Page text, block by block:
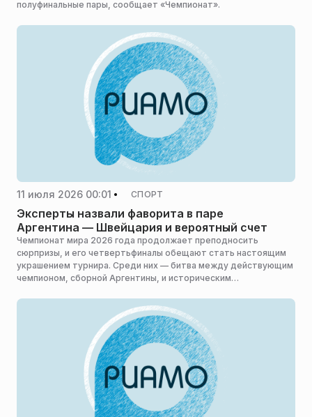
полуфинальные пары, сообщает «Чемпионат».
11 июля 2026 00:01 СПОРТ
Эксперты назвали фаворита в паре
Аргентина — Швейцария и вероятный счет
Чемпионат мира 2026 года продолжает преподносить
сюрпризы, и его четвертьфиналы обещают стать настоящим
украшением турнира. Среди них — битва между действующим
чемпионом, сборной Аргентины, и историческим
свой прогноз на предстоящий матч, сообщает редакция